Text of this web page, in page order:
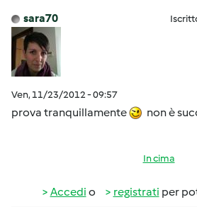
sara70
Ven, 11/23/2012 - 09:57
prova tranquillamente
non è
In cima
Accedi o registrati per